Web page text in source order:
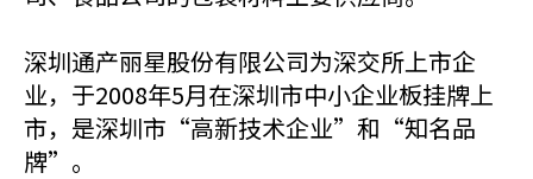
深圳通产丽星股份有限公司为深交所上市企
业，于2008年5月在深圳市中小企业板挂牌上
市，是深圳市“高新技术企业”和“知名品
牌”。